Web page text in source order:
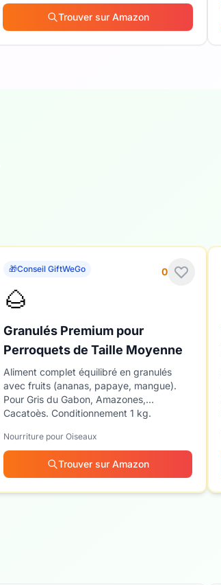
Trouver sur Amazon
0
🎁Conseil GiftWeGo
🌰
Granulés Premium pour
Perroquets de Taille Moyenne
Aliment complet équilibré en granulés
avec fruits (ananas, papaye, mangue).
Pour Gris du Gabon, Amazones,
Cacatoès. Conditionnement 1 kg.
Nourriture pour Oiseaux
Trouver sur Amazon